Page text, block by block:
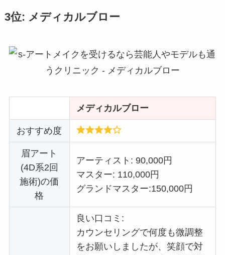
3位: メディカルブロー
メディカルブロー
おすすめ度
眉アート
(4D系2回
施術)の価
格
アーティスト: 90,000円
マスター: 110,000円
グランドマスター:150,000円
良い口コミ:
カウンセリングで何度も微調整
をお願いしましたが、笑顔で対